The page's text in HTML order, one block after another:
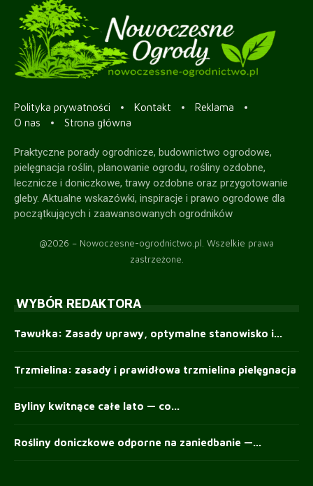
Polityka prywatności Kontakt
Reklama
O nas
Strona główna
Praktyczne porady ogrodnicze, budownictwo ogrodowe,
pielęgnacja roślin, planowanie ogrodu, rośliny ozdobne,
lecznicze i doniczkowe, trawy ozdobne oraz przygotowanie
gleby. Aktualne wskazówki, inspiracje i prawo ogrodowe dla
początkujących i zaawansowanych ogrodników
@2026 – Nowoczesne-ogrodnictwo.pl. Wszelkie prawa
zastrzeżone.
WYBÓR REDAKTORA
Tawułka: Zasady uprawy, optymalne stanowisko i...
Trzmielina: zasady i prawidłowa trzmielina pielęgnacja
Byliny kwitnące całe lato — co...
Rośliny doniczkowe odporne na zaniedbanie —...